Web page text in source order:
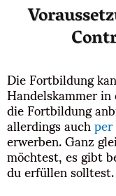
Die Fortbildung
Handelskammer
die Fortbildung
allerdings auch
erwerben. Ganz
möchtest, es gibt
du erfüllen solltest.